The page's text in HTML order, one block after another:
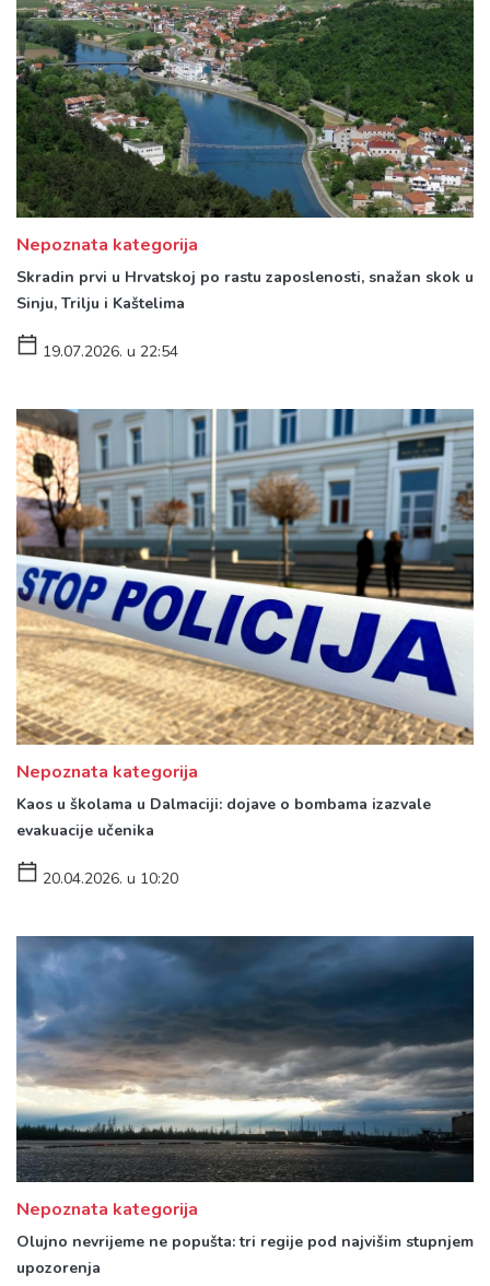
Nepoznata kategorija
Skradin prvi u Hrvatskoj po rastu zaposlenosti, snažan skok u
Sinju, Trilju i Kaštelima
19.07.2026. u 22:54
Nepoznata kategorija
Kaos u školama u Dalmaciji: dojave o bombama izazvale
evakuacije učenika
20.04.2026. u 10:20
Nepoznata kategorija
Olujno nevrijeme ne popušta: tri regije pod najvišim stupnjem
upozorenja